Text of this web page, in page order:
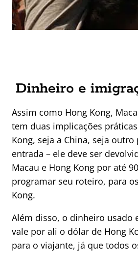
Dinheiro e
Assim como Hong Kong,
tem duas implicações
Kong, seja a China, seja
entrada – ele deve ser
Macau e Hong Kong por até
programar seu roteiro, para
Kong.
Além disso, o dinheiro usado
vale por ali o dólar de Hong
para o viajante, já que todos